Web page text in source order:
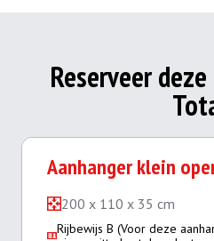
Reserveer
Aanhanger klein
200 x 110 x 35 cm
Rijbewijs B (Voor deze